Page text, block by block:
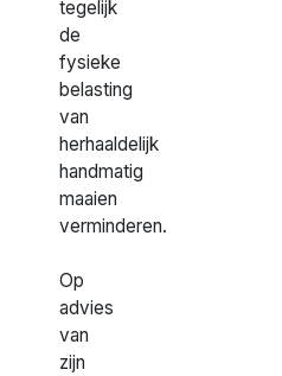
tegelijk
de
fysieke
belasting
van
herhaaldelijk
handmatig
maaien
verminderen.
Op
advies
van
zijn